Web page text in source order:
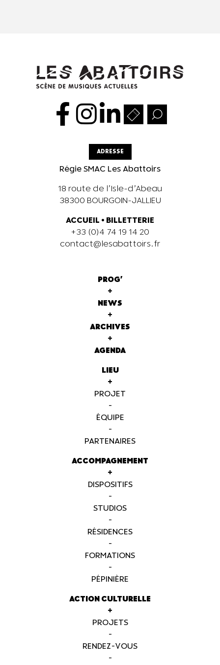
ADRESSE
Régie SMAC Les Abattoirs
18 route de l’Isle-d’Abeau
38300 BOURGOIN-JALLIEU
ACCUEIL • BILLETTERIE
+33 (0)4 74 19 14 20
contact@lesabattoirs.fr
PROG'
+
NEWS
+
ARCHIVES
+
AGENDA
LIEU
+
PROJET
-
ÉQUIPE
-
PARTENAIRES
ACCOMPAGNEMENT
+
DISPOSITIFS
-
STUDIOS
-
RÉSIDENCES
-
FORMATIONS
-
PÉPINIÈRE
ACTION CULTURELLE
+
PROJETS
-
RENDEZ-VOUS
-